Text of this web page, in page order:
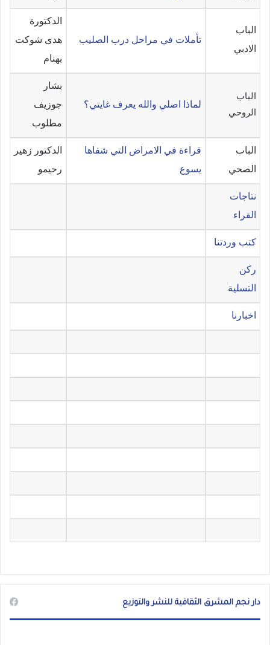
الباب
الادبي
تأملات في مراحل درب الصليب
الدكتورة
هدى شوكت
بهنام
الباب
الروحي
لماذا اصلي والله يعرف غايتي؟
بشار
جوزيف
مطلوب
الباب
الصحي
قراءة في الامراض التي شفاها
يسوع
الدكتور زهير
رحيمو
نتاجات
القراء
كتب وردتنا
ركن
التسلية
اخبارنا
دار نجم المشرق الثقافية للنشر والتوزيع